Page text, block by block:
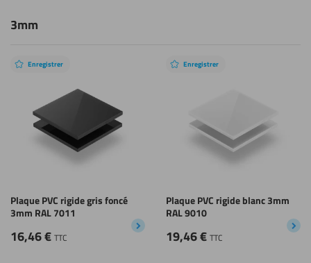
3mm
Enregistrer
Plaque PVC rigide gris foncé
3mm RAL 7011
16,46€ TTC
Enregistrer
Plaque PVC rigide blanc 3mm
RAL 9010
19,46€ TTC